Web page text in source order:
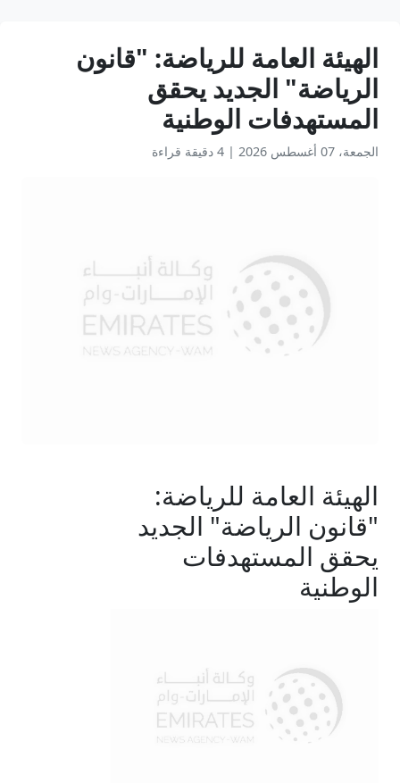
الهيئة العامة للرياضة: "قانون
الرياضة" الجديد يحقق
المستهدفات الوطنية
الجمعة، 07 أغسطس 2026 | 4 دقيقة قراءة
الهيئة العامة للرياضة:
"قانون الرياضة" الجديد
يحقق المستهدفات
الوطنية